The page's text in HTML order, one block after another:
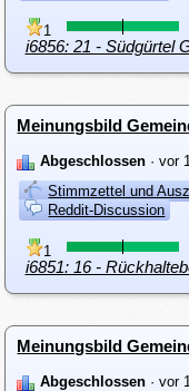
1
i6856: 21 - Südgürtel
Meinungsbild
Abgeschlossen · vor
Stimmzettel und
Reddit-Discussion
1
i6851: 16 -
Meinungsbild
Abgeschlossen · vor